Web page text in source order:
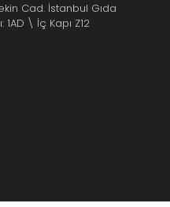
Cad. İstanbul Gıda
1AD \ İç Kapı Z12